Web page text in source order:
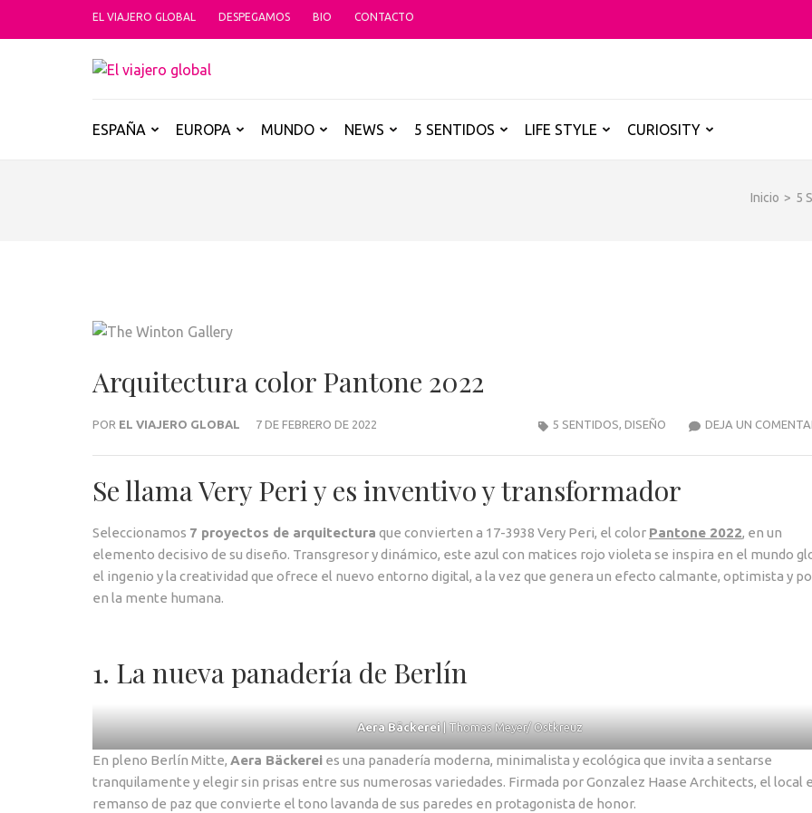
EL VIAJERO GLOBAL DESPEGAMOS BIO CONTACTO
ESPAÑA EUROPA MUNDO NEWS 5 SENTIDOS LIFE STYLE CURIOSITY
Inicio > 5
Arquitectura color Pantone 2022
POR EL VIAJERO GLOBAL 7 DE FEBRERO DE 2022 DEJA UN
5 SENTIDOS, DISEÑO
Se llama Very Peri y es inventivo y transformador
Seleccionamos 7 proyectos de arquitectura que convierten a 17-3938 Very Peri, el color Pantone 2022, en un
elemento decisivo de su diseño. Transgresor y dinámico, este azul con matices rojo violeta se inspira en el mundo
el ingenio y la creatividad que ofrece el nuevo entorno digital, a la vez que genera un efecto calmante, optimista y
en la mente humana.
1. La nueva panadería de Berlín
Aera Bäckerei| Thomas Meyer/ Ostkreuz
En pleno Berlín Mitte, Aera Bäckerei es una panadería moderna, minimalista y ecológica que invita a sentarse
tranquilamente y elegir sin prisas entre sus numerosas variedades. Firmada por Gonzalez Haase Architects, el local
remanso de paz que convierte el tono lavanda de sus paredes en protagonista de honor.